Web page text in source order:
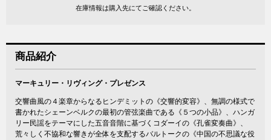
在庫情報は購入先にてご確認ください。
商品紹介
マーキュリー・リヴィング・プレゼンス
交響曲風の４楽章からなるヒンデミットの《交響的変容》、無調の様式で
書かれたシェーンベルクの最初の管弦楽曲である《５つの小品》、ハンガ
リー民謡をテーマにした五音音階に基づくコダーイの《孔雀変奏曲》、
荒々しく不協和な響きが全体を支配するバルトークの《中国の不思議な役